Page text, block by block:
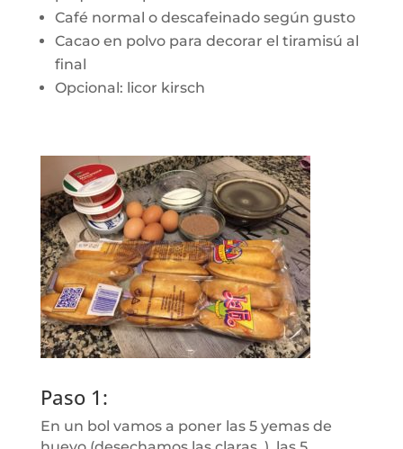
Café normal o descafeinado según gusto
Cacao en polvo para decorar el tiramisú al
final
Opcional: licor kirsch
Paso 1:
En un bol vamos a poner las 5 yemas de